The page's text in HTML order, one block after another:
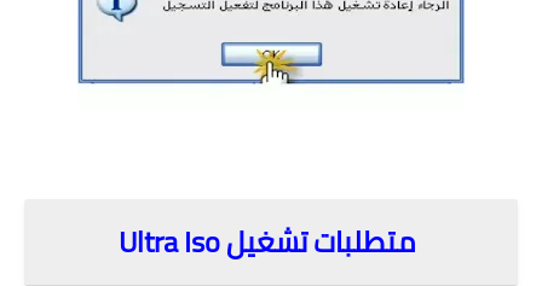
متطلبات تشغيل Ultra Iso